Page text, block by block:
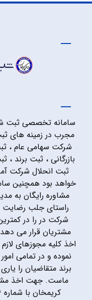
سامانه تخصصی ثبت
مجرب در زمینه های
شرکت سهامی عام ،
بازرگانی ، ثبت برند
ثبت انحلال شرکت
خواهد بود همچنین
مشاوره رایگان به
راستای جلب رضایت
شرکت در را در
مشتریان قرار می
اخذ کلیه مجوزهای
نموده و در تمامی
برند متقاضیان را
ماست. جهت اخذ
کریمخان با شماره ۰۲۱۸۷۱۴۶ تماس حاصل فرمایید.